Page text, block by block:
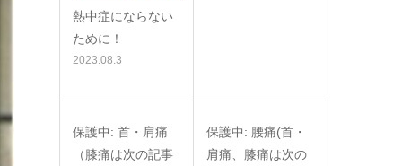
熱中症にならない
ために！
2023.08.3
保護中: 首・肩痛
（膝痛は次の記事
保護中: 腰痛(首・
肩痛、膝痛は次の